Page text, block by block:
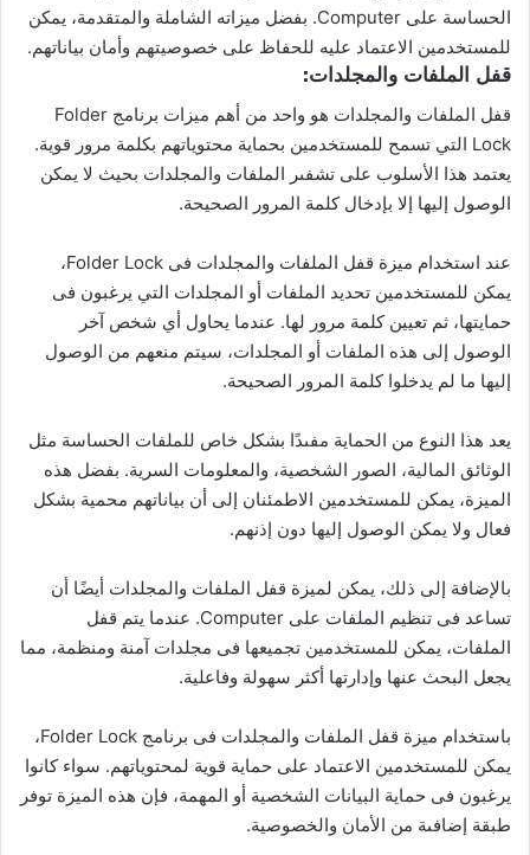
الحساسة على Computer. بفضل ميزاته الشاملة والمتقدمة، يمكن
للمستخدمين الاعتماد عليه للحفاظ على خصوصيتهم وأمان بياناتهم.
قفل الملفات والمجلدات:
قفل الملفات والمجلدات هو واحد من أهم ميزات برنامج Folder
Lock التي تسمح للمستخدمين بحماية محتوياتهم بكلمة مرور قوية.
يعتمد هذا الأسلوب على تشفىر الملفات والمجلدات بحيث لا يمكن
الوصول إليها إلا بإدخال كلمة المرور الصحيحة.
عند استخدام ميزة قفل الملفات والمجلدات فى Folder Lock،
يمكن للمستخدمين تحديد الملفات أو المجلدات التي يرغبون فى
حمايتها، ثم تعيين كلمة مرور لها. عندما يحاول أي شخص آخر
الوصول إلى هذه الملفات أو المجلدات، سيتم منعهم من الوصول
إليها ما لم يدخلوا كلمة المرور الصحيحة.
يعد هذا النوع من الحماية مفىدًا بشكل خاص للملفات الحساسة مثل
الوثائق المالية، الصور الشخصية، والمعلومات السرية. بفضل هذه
الميزة، يمكن للمستخدمين الاطمئنان إلى أن بياناتهم محمية بشكل
فعال ولا يمكن الوصول إليها دون إذنهم.
بالإضافة إلى ذلك، يمكن لميزة قفل الملفات والمجلدات أيضًا أن
تساعد فى تنظيم الملفات على Computer. عندما يتم قفل
الملفات، يمكن للمستخدمين تجميعها فى مجلدات آمنة ومنظمة، مما
يجعل البحث عنها وإدارتها أكثر سهولة وفاعلية.
باستخدام ميزة قفل الملفات والمجلدات فى برنامج Folder Lock،
يمكن للمستخدمين الاعتماد على حماية قوية لمحتوياتهم. سواء كانوا
يرغبون فى حماية البيانات الشخصية أو المهمة، فإن هذه الميزة توفر
طبقة إضافىة من الأمان والخصوصية.